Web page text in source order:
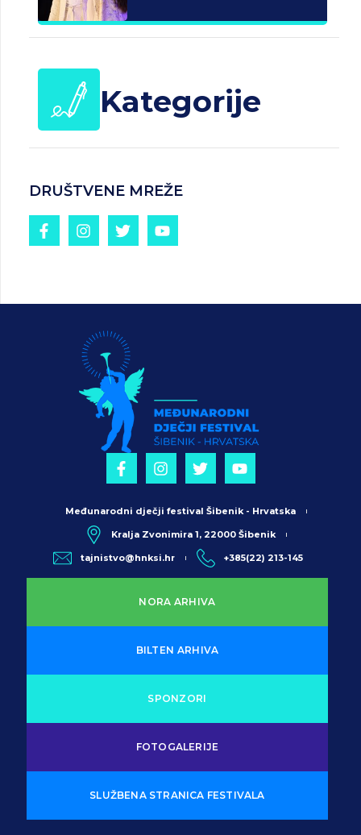
Kategorije
DRUŠTVENE MREŽE
NORA ARHIVA
BILTEN ARHIVA
SPONZORI
FOTOGALERIJE
SLUŽBENA STRANICA FESTIVALA
Međunarodni dječji festival Šibenik - Hrvatska
Kralja Zvonimira 1, 22000 Šibenik
tajnistvo@hnksi.hr +385(22) 213-145